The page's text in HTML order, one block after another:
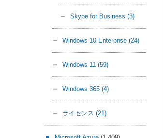
Skype for Business (3)
Windows 10 Enterprise (24)
Windows 11 (59)
Windows 365 (4)
ライセンス (21)